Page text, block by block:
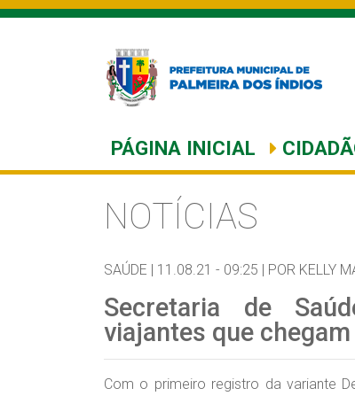
PÁGINA INICIAL
NOTÍCIAS
SAÚDE | 11.08.21 - 09:25 | POR KELLY
Secretaria de
viajantes que
Com o primeiro registro da variante